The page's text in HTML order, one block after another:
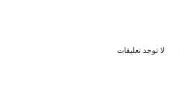
لا توجد تعليقات